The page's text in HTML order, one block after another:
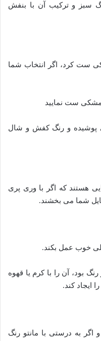
سبز و ترکیب آن با بنفش
ست کرد، اگر انتخاب شما
مشکی ست نمایید
پوشیده و رنگ کفش و شال
هستند که اگر با وری پری
شما می بخشند.
خوب عمل بکند.
بود، آن را با کرم یا قهوه
ایجاد کند.
به درستی با مانتو رنگ